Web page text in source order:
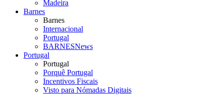
Madeira
Barnes
Barnes
Internacional
Portugal
BARNESNews
Portugal
Portugal
Porquê Portugal
Incentivos Fiscais
Visto para Nómadas Digitais